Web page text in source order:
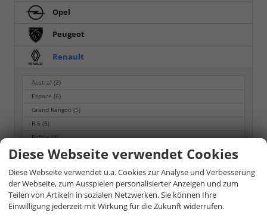
Opel
Peugeot
Renault
Austral(2)
Espace(6)
Grand Kangoo(5)
R 5(5)
Rafale(4)
Symbioz(7)
Seat
Skoda
Diese Webseite verwendet Cookies
Diese Webseite verwendet u.a. Cookies zur Analyse und Verbesserung
der Webseite, zum Ausspielen personalisierter Anzeigen und zum
Teilen von Artikeln in sozialen Netzwerken. Sie können Ihre
Einwilligung jederzeit mit Wirkung für die Zukunft widerrufen.